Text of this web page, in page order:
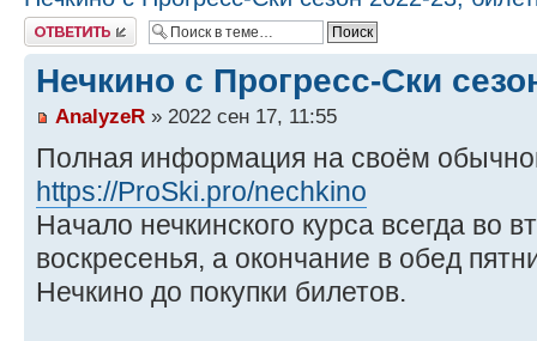
Ответить
Нечкино с Прогресс-Ски
AnalyzeR » 2022 сен 17, 11:55
Полная информация на своём
https://ProSki.pro/nechkino
Начало нечкинского курса всегда во
воскресенья, а окончание в обед
Нечкино до покупки билетов.